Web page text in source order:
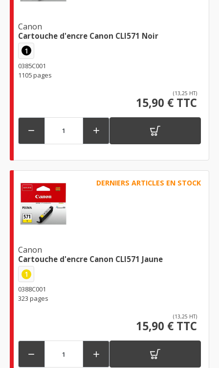
Canon
Cartouche d'encre Canon CLI571 Noir
1
0385C001
1105 pages
(13,25 HT)
15,90 € TTC
 
DERNIERS ARTICLES EN STOCK
Canon
Cartouche d'encre Canon CLI571 Jaune
1
0388C001
323 pages
(13,25 HT)
15,90 € TTC
 